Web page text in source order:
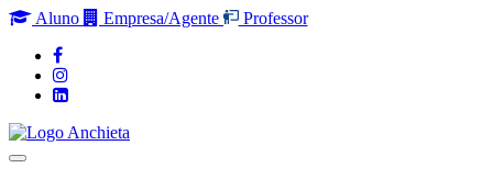
Aluno Empresa/Agente Professor